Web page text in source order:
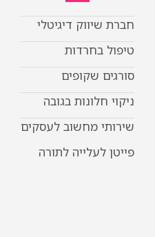
חברת שיווק דיגיטלי
טיפול בחרדות
סורגים שקופים
ניקוי חלונות בגובה
שירותי מחשוב לעסקים
פייטן לעלייה לתורה